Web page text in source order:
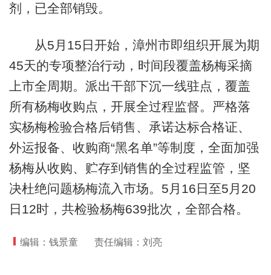
剂，已全部销毁。
从5月15日开始，漳州市即组织开展为期
45天的专项整治行动，时间段覆盖杨梅采摘
上市全周期。派出干部下沉一线驻点，覆盖
所有杨梅收购点，开展全过程监督。严格落
实杨梅检验合格后销售、承诺达标合格证、
外运报备、收购商“黑名单”等制度，全面加强
杨梅从收购、贮存到销售的全过程监管，坚
决杜绝问题杨梅流入市场。5月16日至5月20
日12时，共检验杨梅639批次，全部合格。
编辑：钱景童 责任编辑：刘亮